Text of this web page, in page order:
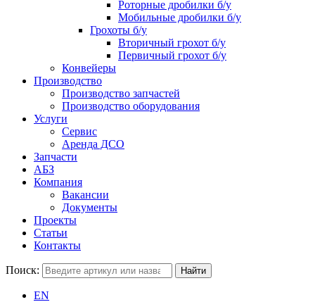
Роторные дробилки б/у
Мобильные дробилки б/у
Грохоты б/у
Вторичный грохот б/у
Первичный грохот б/у
Конвейеры
Производство
Производство запчастей
Производство оборудования
Услуги
Сервис
Аренда ДСО
Запчасти
АБЗ
Компания
Вакансии
Документы
Проекты
Статьи
Контакты
Поиск:
EN